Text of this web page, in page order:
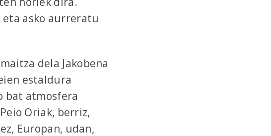
asko aurreratu
dela Jakobena
estaldura
bat atmosfera
Oriak, berriz,
Europan, udan,